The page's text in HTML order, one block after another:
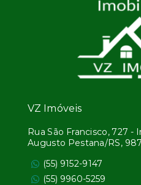
VZ Imóveis
Rua São Francisco, 727 -
Augusto Pestana/RS,
(55) 9152-9147
(55) 9960-5259